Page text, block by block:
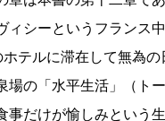
シーというフランス
テルに滞在して無為
の「水平生活」（ト
だけが愉しみという